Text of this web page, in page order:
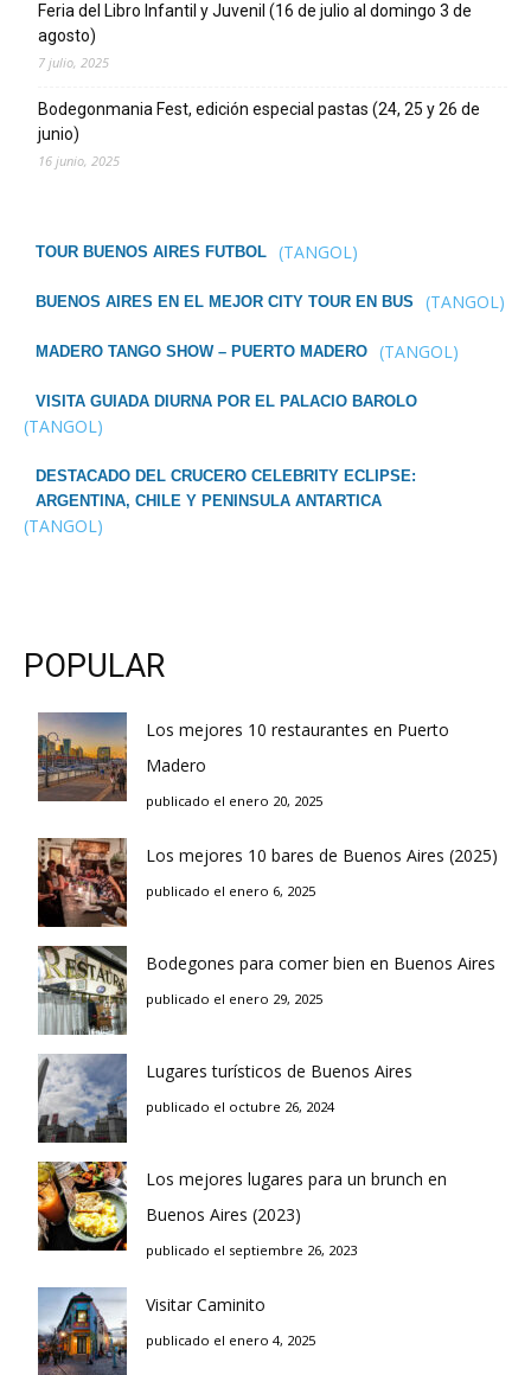
Feria del Libro Infantil y Juvenil (16 de julio al domingo 3 de
agosto)
7 julio, 2025
Bodegonmania Fest, edición especial pastas (24, 25 y 26 de
junio)
16 junio, 2025
TOUR BUENOS AIRES FUTBOL (TANGOL)
BUENOS AIRES EN EL MEJOR CITY TOUR EN BUS (TANGOL)
MADERO TANGO SHOW – PUERTO MADERO (TANGOL)
VISITA GUIADA DIURNA POR EL PALACIO BAROLO
(TANGOL)
DESTACADO DEL CRUCERO CELEBRITY ECLIPSE:
ARGENTINA, CHILE Y PENINSULA ANTARTICA
(TANGOL)
POPULAR
Los mejores 10 restaurantes en Puerto
Madero
publicado el enero 20, 2025
Los mejores 10 bares de Buenos Aires (2025)
publicado el enero 6, 2025
Bodegones para comer bien en Buenos Aires
publicado el enero 29, 2025
Lugares turísticos de Buenos Aires
publicado el octubre 26, 2024
Los mejores lugares para un brunch en
Buenos Aires (2023)
publicado el septiembre 26, 2023
Visitar Caminito
publicado el enero 4, 2025